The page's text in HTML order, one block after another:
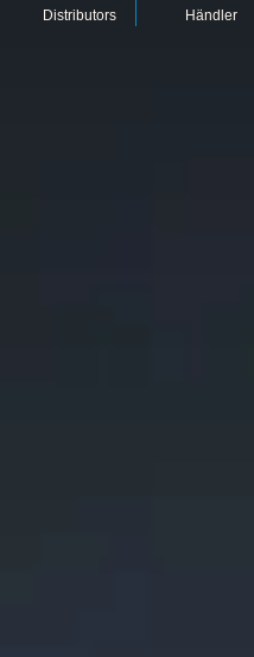
Distributors
Händler